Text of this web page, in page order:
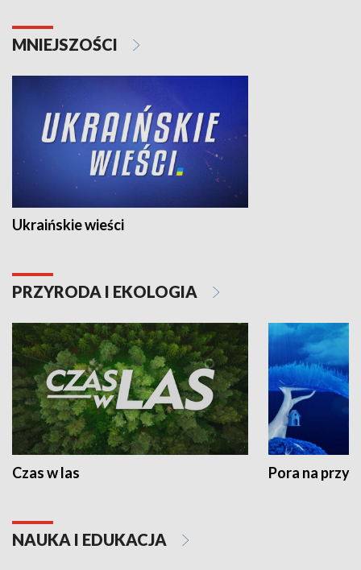
MNIEJSZOŚCI
Ukraińskie wieści
PRZYRODA I EKOLOGIA
Czas w las Pora na
NAUKA I EDUKACJA